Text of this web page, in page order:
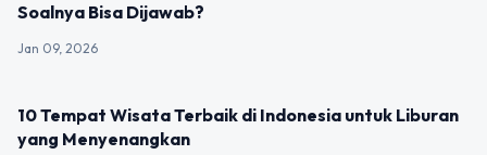
Soalnya Bisa Dijawab?
Jan 09, 2026
10 Tempat Wisata Terbaik di Indonesia untuk Liburan
yang Menyenangkan